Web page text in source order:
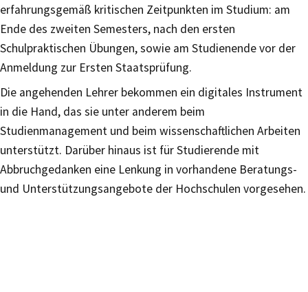
erfahrungsgemäß kritischen Zeitpunkten im Studium: am
Ende des zweiten Semesters, nach den ersten
Schulpraktischen Übungen, sowie am Studienende vor der
Anmeldung zur Ersten Staatsprüfung.
Die angehenden Lehrer bekommen ein digitales Instrument
in die Hand, das sie unter anderem beim
Studienmanagement und beim wissenschaftlichen Arbeiten
unterstützt. Darüber hinaus ist für Studierende mit
Abbruchgedanken eine Lenkung in vorhandene Beratungs-
und Unterstützungsangebote der Hochschulen vorgesehen.